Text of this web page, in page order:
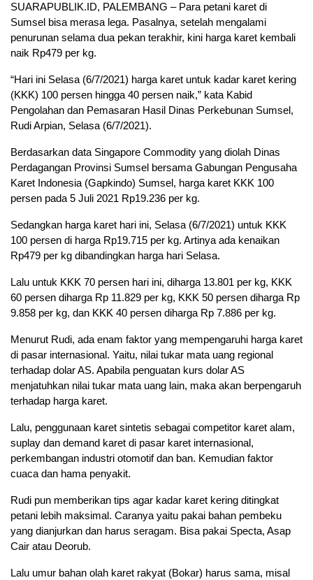
SUARAPUBLIK.ID, PALEMBANG – Para petani karet di
Sumsel bisa merasa lega. Pasalnya, setelah mengalami
penurunan selama dua pekan terakhir, kini harga karet kembali
naik Rp479 per kg.
“Hari ini Selasa (6/7/2021) harga karet untuk kadar karet kering
(KKK) 100 persen hingga 40 persen naik,” kata Kabid
Pengolahan dan Pemasaran Hasil Dinas Perkebunan Sumsel,
Rudi Arpian, Selasa (6/7/2021).
Berdasarkan data Singapore Commodity yang diolah Dinas
Perdagangan Provinsi Sumsel bersama Gabungan Pengusaha
Karet Indonesia (Gapkindo) Sumsel, harga karet KKK 100
persen pada 5 Juli 2021 Rp19.236 per kg.
Sedangkan harga karet hari ini, Selasa (6/7/2021) untuk KKK
100 persen di harga Rp19.715 per kg. Artinya ada kenaikan
Rp479 per kg dibandingkan harga hari Selasa.
Lalu untuk KKK 70 persen hari ini, diharga 13.801 per kg, KKK
60 persen diharga Rp 11.829 per kg, KKK 50 persen diharga Rp
9.858 per kg, dan KKK 40 persen diharga Rp 7.886 per kg.
Menurut Rudi, ada enam faktor yang mempengaruhi harga karet
di pasar internasional. Yaitu, nilai tukar mata uang regional
terhadap dolar AS. Apabila penguatan kurs dolar AS
menjatuhkan nilai tukar mata uang lain, maka akan berpengaruh
terhadap harga karet.
Lalu, penggunaan karet sintetis sebagai competitor karet alam,
suplay dan demand karet di pasar karet internasional,
perkembangan industri otomotif dan ban. Kemudian faktor
cuaca dan hama penyakit.
Rudi pun memberikan tips agar kadar karet kering ditingkat
petani lebih maksimal. Caranya yaitu pakai bahan pembeku
yang dianjurkan dan harus seragam. Bisa pakai Specta, Asap
Cair atau Deorub.
Lalu umur bahan olah karet rakyat (Bokar) harus sama, misal